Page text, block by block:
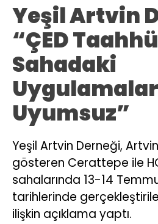
Yeşil Artvin
“ÇED
Sahadaki
Uygulamalar
Uyumsuz”
Yeşil Artvin Derneği,
gösteren Cerattepe ile
sahalarında 13-14
tarihlerinde
ilişkin açıklama yaptı.